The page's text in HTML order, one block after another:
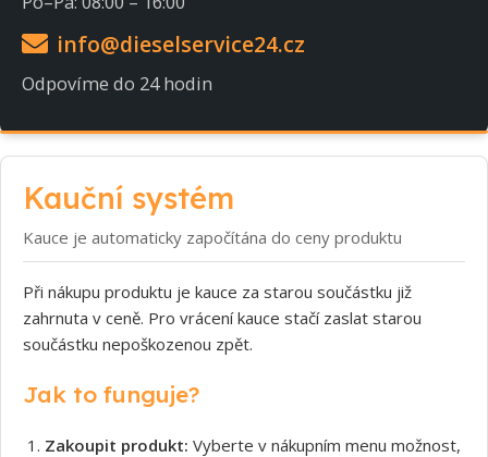
info@dieselservice24.cz
Odpovíme do 24 hodin
Kauční systém
Kauce je automaticky započítána do ceny produktu
Při nákupu produktu je kauce za starou součástku již
zahrnuta v ceně. Pro vrácení kauce stačí zaslat starou
součástku nepoškozenou zpět.
Jak to funguje?
Zakoupit produkt: Vyberte v nákupním menu možnost,